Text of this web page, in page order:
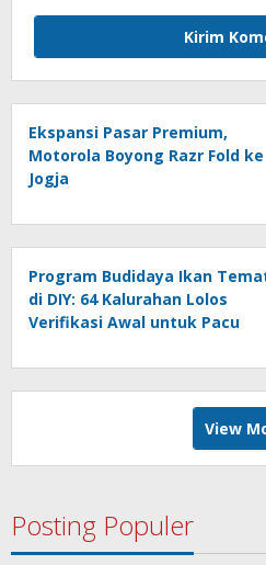
Ekspansi Pasar Premium,
Motorola Boyong Razr Fold ke
Jogja
Program Budidaya Ikan
di DIY: 64 Kalurahan Lolos
Verifikasi Awal untuk Pacu
View
Posting Populer